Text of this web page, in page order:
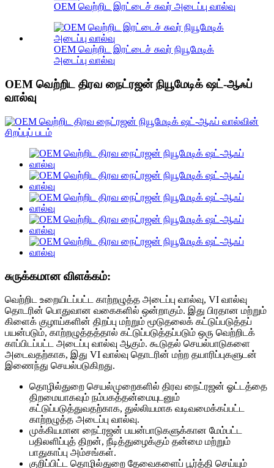
OEM வெற்றிட இரட்டைச் சுவர் அடைப்பு வால்வு
OEM வெற்றிட இரட்டைச் சுவர் நியூமேடிக்
அடைப்பு வால்வு
OEM வெற்றிட திரவ நைட்ரஜன் நியூமேடிக் ஷட்-ஆஃப்
வால்வு
சுருக்கமான விளக்கம்:
வெற்றிட உறையிடப்பட்ட காற்றழுத்த அடைப்பு வால்வு, VI வால்வு
தொடரின் பொதுவான வகைகளில் ஒன்றாகும். இது பிரதான மற்றும்
கிளைக் குழாய்களின் திறப்பு மற்றும் மூடுதலைக் கட்டுப்படுத்தப்
பயன்படும், காற்றழுத்தத்தால் கட்டுப்படுத்தப்படும் ஒரு வெற்றிடக்
காப்பிடப்பட்ட அடைப்பு வால்வு ஆகும். கூடுதல் செயல்பாடுகளை
அடைவதற்காக, இது VI வால்வு தொடரின் மற்ற தயாரிப்புகளுடன்
இணைந்து செயல்படுகிறது.
தொழில்துறை செயல்முறைகளில் திரவ நைட்ரஜன் ஓட்டத்தை
திறமையாகவும் நம்பகத்தன்மையுடனும்
கட்டுப்படுத்துவதற்காக, துல்லியமாக வடிவமைக்கப்பட்ட
காற்றழுத்த அடைப்பு வால்வு.
முக்கியமான நைட்ரஜன் பயன்பாடுகளுக்கான மேம்பட்ட
பதிலளிப்புத் திறன், நீடித்துழைக்கும் தன்மை மற்றும்
பாதுகாப்பு அம்சங்கள்.
குறிப்பிட்ட தொழில்துறை தேவைகளைப் பூர்த்தி செய்யும்